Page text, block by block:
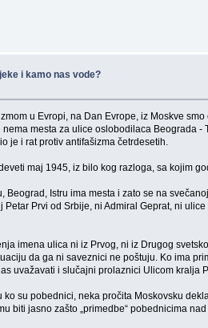
i kamo nas vode?
u Evropi, na Dan Evrope, iz Moskve
mesta za ulice oslobodilaca Beograda
je i rat protiv antifašizma četrdesetih.
maj 1945, iz bilo kog razloga, sa kojim
Beograd, Istru ima mesta i zato se na
Petar Prvi od Srbije, ni Admiral Geprat, ni
imena ulica ni iz Prvog, ni iz Drugog
da ga ni saveznici ne poštuju. Ko ima
uvažavati i slučajni prolaznici Ulicom
su pobednici, neka pročita Moskovsku
biti jasno zašto „primedbe“ pobednicima